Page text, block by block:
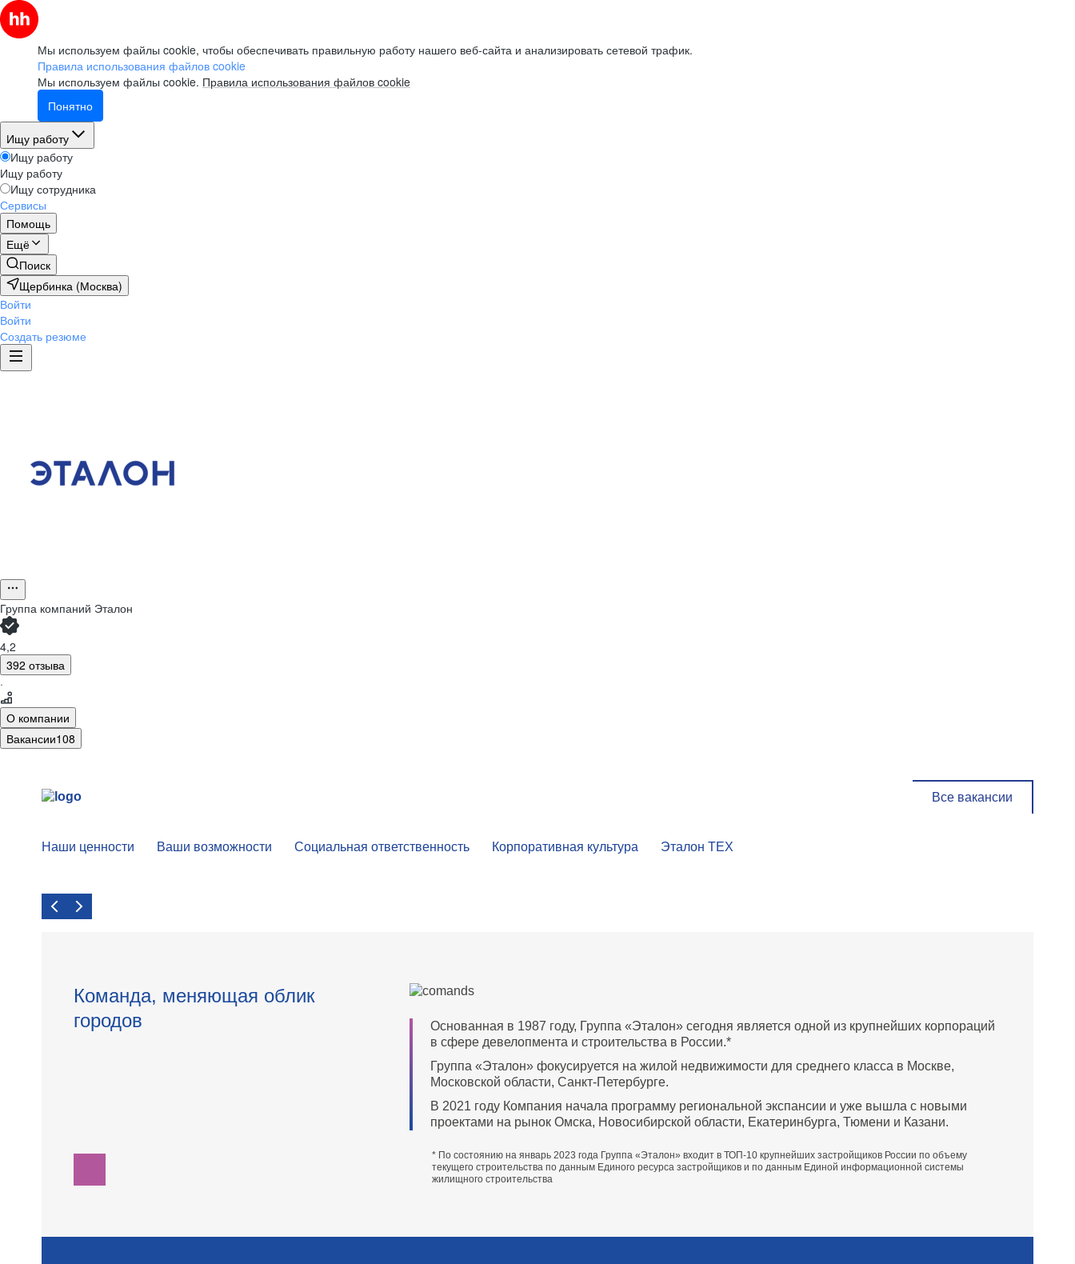
Мы используем файлы cookie, чтобы обеспечивать правильную работу нашего веб-сайта и анализировать сетевой трафик.
Правила использования файлов cookie
Мы используем файлы cookie. Правила использования файлов cookie
Понятно
Ищу работу
Ищу работу
Ищу работу
Ищу сотрудника
Сервисы
Помощь
Ещё
Поиск
Щербинка (Москва)
Войти
Войти
Создать резюме
Группа компаний Эталон
4,2
392 отзыва
·
О компании
Вакансии108
Все вакансии
Наши ценности Ваши возможности Социальная ответственность Корпоративная культура Эталон ТЕХ
Команда, меняющая облик
городов
Основанная в 1987 году, Группа «Эталон» сегодня является одной из крупнейших корпораций
в сфере девелопмента и строительства в России.*
Группа «Эталон» фокусируется на жилой недвижимости для среднего класса в Москве,
Московской области, Санкт‑Петербурге.
В 2021 году Компания начала программу региональной экспансии и уже вышла с новыми
проектами на рынок Омска, Новосибирской области, Екатеринбурга, Тюмени и Казани.
* По состоянию на январь 2023 года Группа «Эталон» входит в ТОП‑10 крупнейших застройщиков России по объему
текущего строительства по данным Единого ресурса застройщиков и по данным Единой информационной системы
жилищного строительства